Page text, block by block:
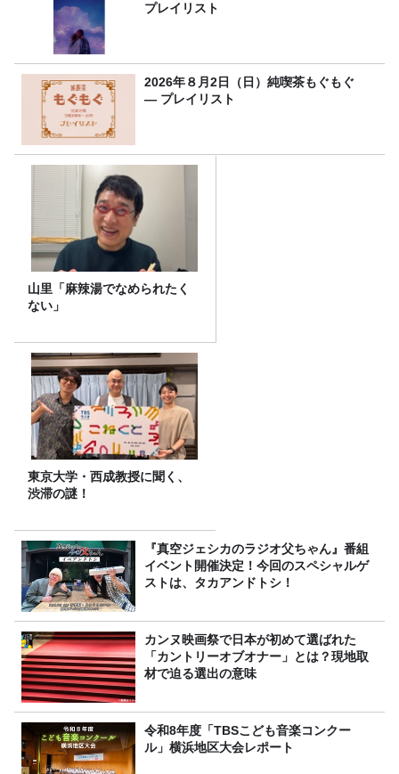
プレイリスト
2026年８月2日（日）純喫茶もぐもぐ
― プレイリスト
山里「麻辣湯でなめられたく
ない」
東京大学・西成教授に聞く、
渋滞の謎！
『真空ジェシカのラジオ父ちゃん』番組
イベント開催決定！今回のスペシャルゲ
ストは、タカアンドトシ！
カンヌ映画祭で日本が初めて選ばれた
「カントリーオブオナー」とは？現地取
材で迫る選出の意味
令和8年度「TBSこども音楽コンクー
ル」横浜地区大会レポート